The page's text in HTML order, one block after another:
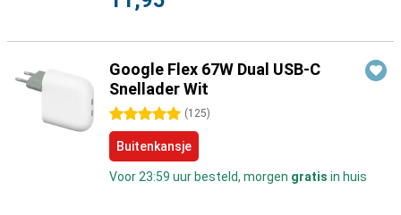
Google Flex 67W Dual USB-C
Snellader Wit
5 sterren (125)
Buitenkansje
Voor 23:59 uur besteld, morgen gratis in huis